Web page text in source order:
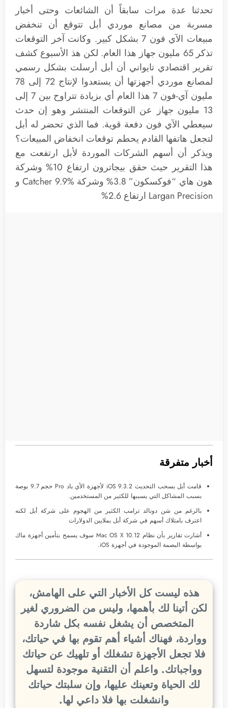
تحدثنا عدة مرات سابقاً أن الشائعات وحتى أخبار
مسربة من مصانع موردي أبل تتوقع أن تنخفض
مبيعات الآي فون 7 بشكل كبير. وكانت آخر التوقعات
تذكر 65 مليون جهاز هذا العام. لكن هذ الأسبوع كشف
تقرير اقتصادي تايواني أن أبل أرسلت بشكل رسمي
لمصانع موردي أجهزتها أن يستعدوا لإنتاج 72 إلى 78
مليون آي-فون 7 هذا العام أي بزيادة تتراوح بين 7 إلى
13 مليون جهاز عن التوقعات المنتشر وهو إن حدث
سيعطي الآي فون دفعة قوية. فما الذي تحضر له أبل
لتجعل هاتفها القادم يحطم توقعات انخفاض المبيعات؟
ويذكر أن أسهم الشركات الموردة لأبل ارتفعت مع
هذا التقرير حيث حقق بيجاترون ارتفاع 10% وشركة
هون هاي “فوكسكون” 3.8% وشركة Catcher 9.9% و
Largan Precision ارتفاع 2.6%
أخبار متفرقة
قامت أبل بسحب التحديث iOS 9.3.2 لأجهزة الأي باد Pro حجم 9.7 بوصة
بسبب المشاكل التي يسببها للكثير من المستخدمين.
بالرغم من شن دونالد ترامب الكثير من الهجوم على شركة أبل لكنه
اعترف بامتلاك أسهم في شركة أبل بملايين الدولارات
أشارت تقارير بأن نظام Mac OS X 10.12 سوف يسمح بتأمين أجهزة ماك
بواسطة البصمة الموجودة في أجهزة iOS.
هذه ليست كل الأخبار التي على الهامش،
لكن أتينا لك بأهمها، وليس من الضروري لغير
المتخصص أن يشغل نفسه بكل شاردة
وواردة، فهناك أشياء أهم تقوم بها في حياتك،
فلا تجعل الأجهزة تشغلك أو تلهيك عن حياتك
وواجباتك. واعلم أن التقنية موجودة لتسهل
لك الحياة وتعينك عليها، وإن سلبتك حياتك
وانشغلت بها فلا داعي لها.